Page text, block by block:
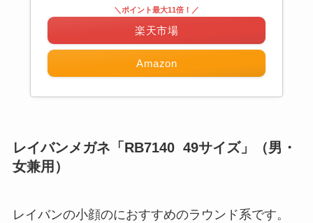
Amazon
＼ポイント最大11倍！／
楽天市場
レイバンメガネ「RB7140 49サイズ」（男・
女兼用）
レイバンの小顔のにおすすめのラウンド系です。